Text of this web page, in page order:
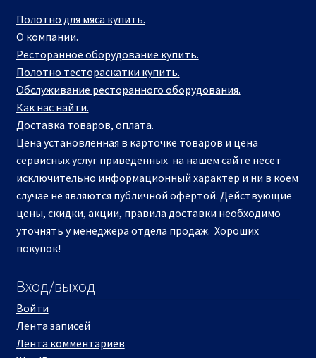
Полотно для мяса купить.
О компании.
Ресторанное оборудование купить.
Полотно тестораскатки купить.
Обслуживание ресторанного оборудования.
Как нас найти.
Доставка товаров, оплата.
Цена установленная в карточке товаров и цена
сервисных услуг приведенных на нашем сайте несет
исключительно информационный характер и ни в коем
случае не являются публичной офертой. Действующие
цены, скидки, акции, правила доставки необходимо
уточнять у менеджера отдела продаж. Хороших
покупок!
Вход/выход
Войти
Лента записей
Лента комментариев